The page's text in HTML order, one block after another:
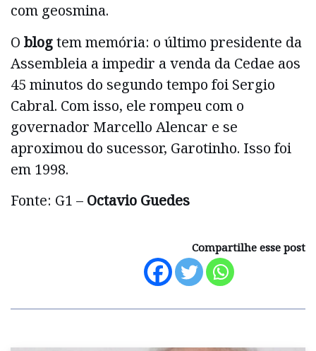
com geosmina.
O blogtem memória: o último presidente da
Assembleia a impedir a venda da Cedae aos
45 minutos do segundo tempo foi Sergio
Cabral. Com isso, ele rompeu com o
governador Marcello Alencar e se
aproximou do sucessor, Garotinho. Isso foi
em 1998.
Fonte: G1 – Octavio Guedes
Compartilhe esse post